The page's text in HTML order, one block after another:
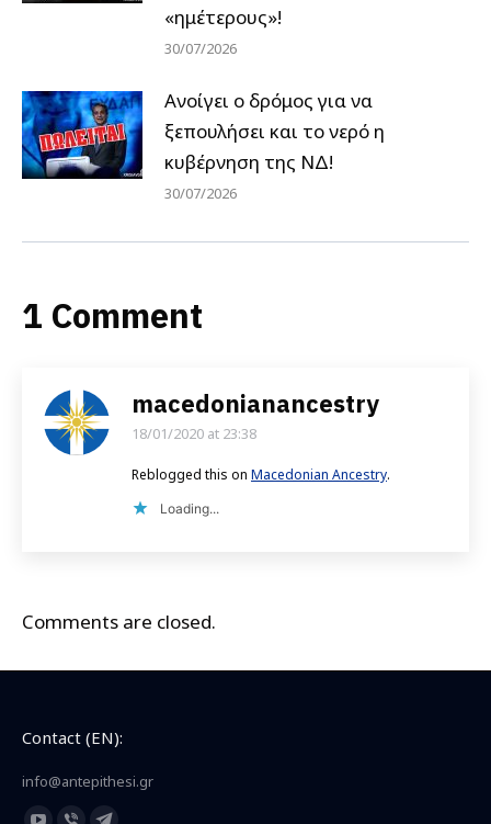
«ημέτερους»!
30/07/2026
Ανοίγει ο δρόμος για να
ξεπουλήσει και το νερό η
κυβέρνηση της ΝΔ!
30/07/2026
1 Comment
macedonianancestry
says:
18/01/2020 at 23:38
Reblogged this on Macedonian Ancestry.
Loading...
Comments are closed.
Contact (EN):
info@antepithesi.gr
Find us on: